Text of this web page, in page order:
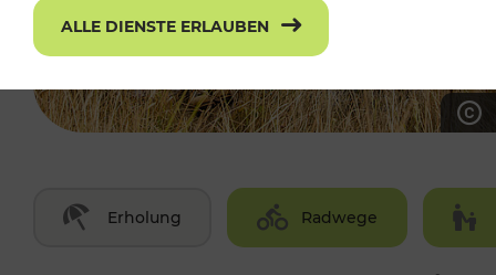
Erholung Radwege
ALLE DIENSTE ERLAUBEN